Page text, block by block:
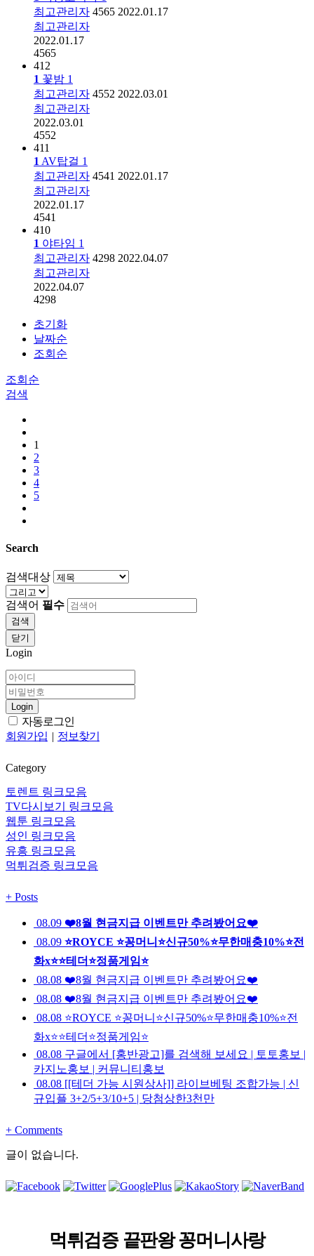
최고관리자 4565 2022.01.17
최고관리자
2022.01.17
4565
412
1 꽃밤 1
최고관리자 4552 2022.03.01
최고관리자
2022.03.01
4552
411
1 AV탑걸 1
최고관리자 4541 2022.01.17
최고관리자
2022.01.17
4541
410
1 야타임 1
최고관리자 4298 2022.04.07
최고관리자
2022.04.07
4298
초기화
날짜순
조회순
조회순
검색
1
2
3
4
5
Search
검색대상
검색어 필수
검색
닫기
Login
Login
자동로그인
회원가입 | 정보찾기
Category
토렌트 링크모음
TV다시보기 링크모음
웹툰 링크모음
성인 링크모음
유흥 링크모음
먹튀검증 링크모음
+ Posts
08.09 ❤️8월 현금지급 이벤트만 추려봤어요❤️
08.09 ⭐️ROYCE ⭐️꽁머니⭐️신규50%⭐️무한매충10%⭐️전
화x⭐️⭐️테더⭐️정품게임⭐️
08.08 ❤️8월 현금지급 이벤트만 추려봤어요❤️
08.08 ❤️8월 현금지급 이벤트만 추려봤어요❤️
08.08 ⭐️ROYCE ⭐️꽁머니⭐️신규50%⭐️무한매충10%⭐️전
화x⭐️⭐️테더⭐️정품게임⭐️
08.08 구글에서 [홍반광고]를 검색해 보세요 | 토토홍보 |
카지노홍보 | 커뮤니티홍보
08.08 [[테더 가능 시원상사]] 라이브베팅 조합가능 | 신
규입플 3+2/5+3/10+5 | 당첨상한3천만
+ Comments
글이 없습니다.
먹튀검증끝판왕 꽁머니사랑